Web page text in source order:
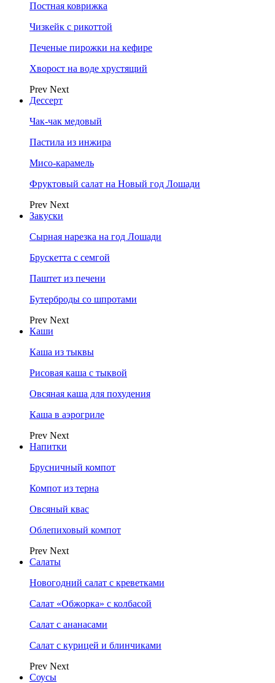
Постная коврижка
Чизкейк с рикоттой
Печеные пирожки на кефире
Хворост на воде хрустящий
Prev Next
Дессерт
Чак-чак медовый
Пастила из инжира
Мисо-карамель
Фруктовый салат на Новый год Лошади
Prev Next
Закуски
Сырная нарезка на год Лошади
Брускетта с семгой
Паштет из печени
Бутерброды со шпротами
Prev Next
Каши
Каша из тыквы
Рисовая каша с тыквой
Овсяная каша для похудения
Каша в аэрогриле
Prev Next
Напитки
Брусничный компот
Компот из терна
Овсяный квас
Облепиховый компот
Prev Next
Салаты
Новогодний салат с креветками
Салат «Обжорка» с колбасой
Салат с ананасами
Салат с курицей и блинчиками
Prev Next
Соусы